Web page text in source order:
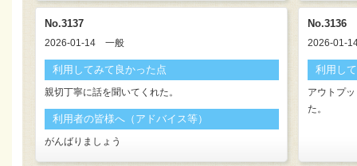
No.3137
2026-01-14 一般
利用してみて良かった点
親切丁寧に話を聞いてくれた。
利用者の皆様へ（アドバイス等）
がんばりましょう
No.3136
2026-01-
利用し
アウトプ
た。